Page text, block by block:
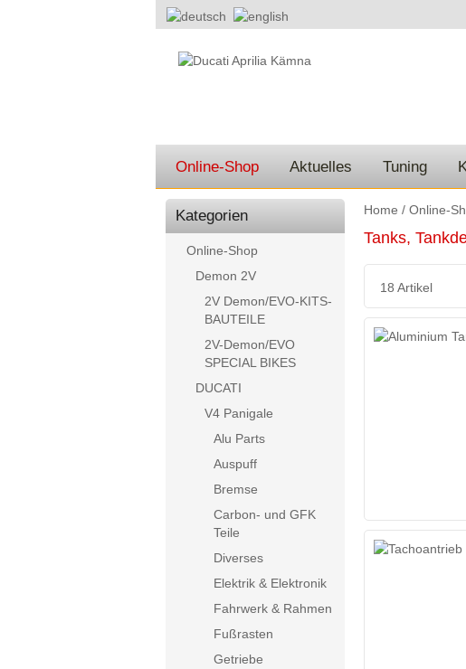
Online-Shop Aktuelles Tuning
Home / Online-
Tanks,
18 Artikel
Kategorien
Online-Shop
Demon 2V
2V Demon/EVO-KITS-
BAUTEILE
2V-Demon/EVO
SPECIAL BIKES
DUCATI
V4 Panigale
Alu Parts
Auspuff
Bremse
Carbon- und GFK
Teile
Diverses
Elektrik & Elektronik
Fahrwerk & Rahmen
Fußrasten
Getriebe